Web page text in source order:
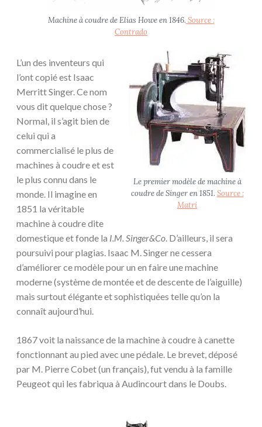
Machine à coudre de Elias Howe en 1846. Source :
Contrado
Le premier modèle de machine à
coudre de Singer en 1851. Source :
Matri
L’un des inventeurs qui
l’ont copié est Isaac
Merritt Singer. Ce nom
vous dit quelque chose ?
Normal, il s’agit bien de
celui qui a
commercialisé le plus de
machines à coudre et est
le plus connu dans le
monde. Il imagine en
1851 la véritable
machine à coudre dite
domestique et fonde la I.M. Singer&Co. D’ailleurs, il sera
poursuivi pour plagias. Isaac M. Singer ne cessera
d’améliorer ce modèle pour un en faire une machine
moderne (système de montée et de descente de l’aiguille)
mais surtout élégante et sophistiquées telle qu’on la
connaît aujourd’hui.
1867 voit la naissance de la machine à coudre à canette
fonctionnant au pied avec une pédale. Le brevet, déposé
par M. Pierre Cobet (un français), fut vendu à la famille
Peugeot qui les fabriqua à Audincourt dans le Doubs.